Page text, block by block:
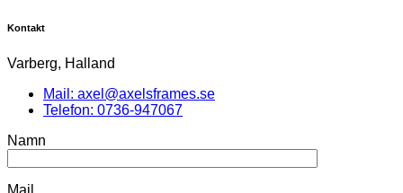
Kontakt
Varberg, Halland
Mail: axel@axelsframes.se
Telefon: 0736-947067
Namn
Mail